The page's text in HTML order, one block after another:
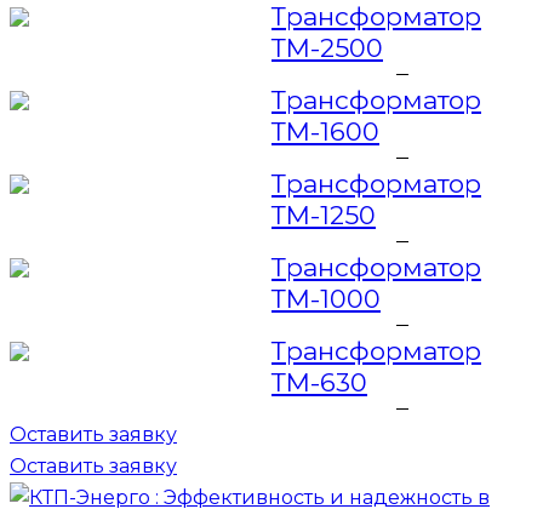
Трансформатор
ТМ-2500
Трансформатор
ТМ-1600
Трансформатор
ТМ-1250
Трансформатор
ТМ-1000
Трансформатор
ТМ-630
Оставить заявку
Оставить заявку